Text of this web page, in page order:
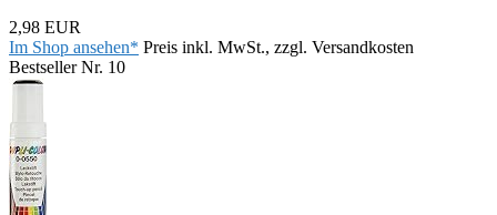
2,98 EUR
Im Shop ansehen* Preis inkl. MwSt., zzgl. Versandkosten
Bestseller Nr. 10